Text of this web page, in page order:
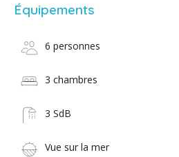
Équipements
6 personnes
3 chambres
3 SdB
Vue sur la mer